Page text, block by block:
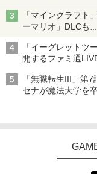
「特製ガーリック
「マインクラフト
ーマリオ」DLCも
Switch版からのア
「イーグレットツ
開するファミ通
シリーズ累計100
「無職転生III」第
セナが魔法大学を